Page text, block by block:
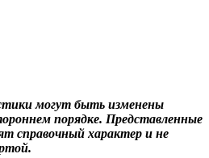
могут быть изменены
порядке. Представленные
справочный характер и не